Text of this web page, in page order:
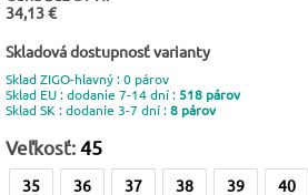
34,13 €
Skladová dostupnosť varianty
Sklad ZIGO-hlavný : 0 párov
Sklad EU : dodanie 7-14 dní : 518 párov
Sklad SK : dodanie 3-7 dní :8 párov
Veľkosť:45
35 36 37 38 39 40